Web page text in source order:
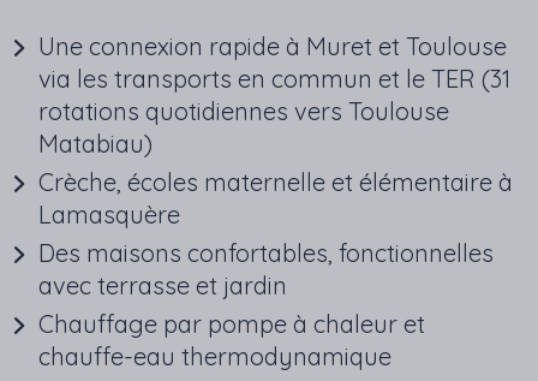
Une connexion rapide à Muret et Toulouse
via les transports en commun et le TER (31
rotations quotidiennes vers Toulouse
Matabiau)
Crèche, écoles maternelle et élémentaire à
Lamasquère
Des maisons confortables, fonctionnelles
avec terrasse et jardin
Chauffage par pompe à chaleur et
chauffe-eau thermodynamique